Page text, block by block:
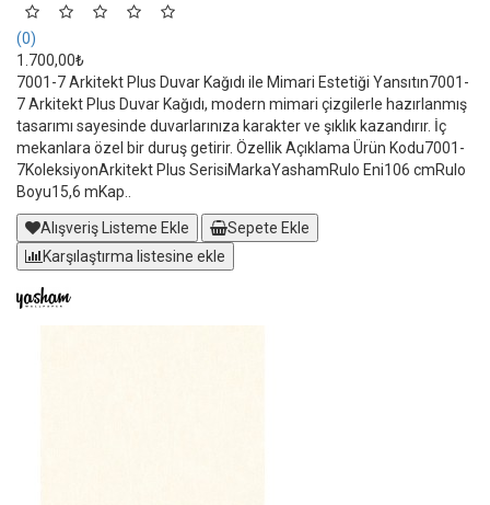
(0)
1.700,00₺
7001-7 Arkitekt Plus Duvar Kağıdı ile Mimari Estetiği Yansıtın7001-
7 Arkitekt Plus Duvar Kağıdı, modern mimari çizgilerle hazırlanmış
tasarımı sayesinde duvarlarınıza karakter ve şıklık kazandırır. İç
mekanlara özel bir duruş getirir. Özellik Açıklama Ürün Kodu7001-
7KoleksiyonArkitekt Plus SerisiMarkaYashamRulo Eni106 cmRulo
Boyu15,6 mKap..
Alışveriş Listeme Ekle
Sepete Ekle
Karşılaştırma listesine ekle